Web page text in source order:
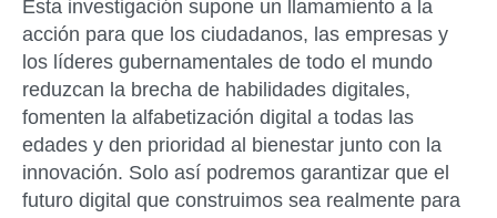
Esta investigación supone un llamamiento a la
acción para que los ciudadanos, las empresas y
los líderes gubernamentales de todo el mundo
reduzcan la brecha de habilidades digitales,
fomenten la alfabetización digital a todas las
edades y den prioridad al bienestar junto con la
innovación. Solo así podremos garantizar que el
futuro digital que construimos sea realmente para